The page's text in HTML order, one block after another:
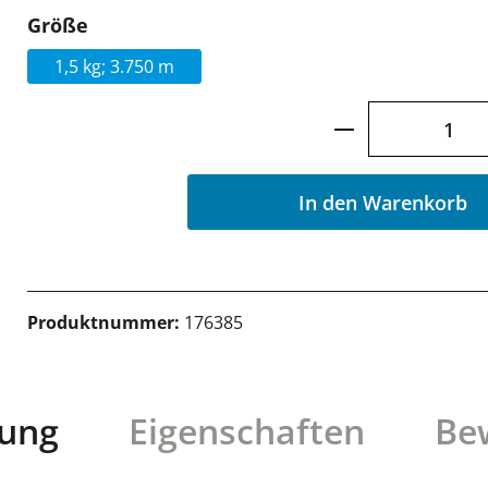
Größe
1,5 kg; 3.750 m
Produkt
In den Warenkorb
Produktnummer: 176385
Eigenschaften